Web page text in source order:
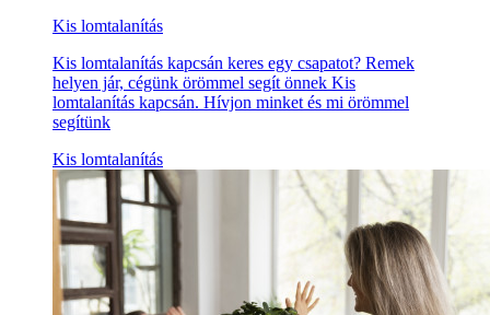
Kis lomtalanítás
Kis lomtalanítás kapcsán keres egy csapatot? Remek
helyen jár, cégünk örömmel segít önnek Kis
lomtalanítás kapcsán. Hívjon minket és mi örömmel
segítünk
Kis lomtalanítás